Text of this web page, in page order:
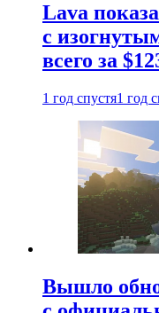
Lava
с
всего за
1 год спустя1 год
Вышло